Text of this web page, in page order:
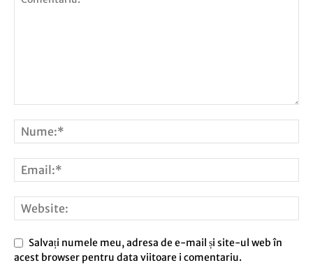
Salvați numele meu, adresa de e-mail și site-ul web în
acest browser pentru data viitoare i comentariu.